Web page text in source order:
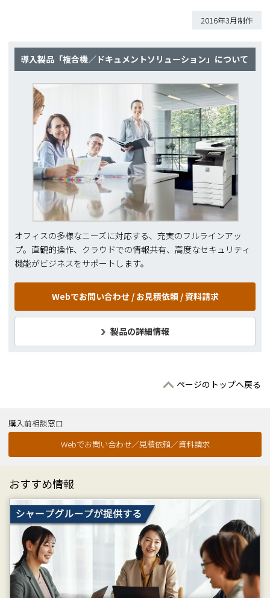
2016年3月制作
導入製品「複合機／ドキュメントソリューション」について
オフィスの多様なニーズに対応する、充実のフルラインアッ
プ。直観的操作、クラウドでの情報共有、高度なセキュリティ
機能がビジネスをサポートします。
Webでお問い合わせ / お見積依頼 / 資料請求
製品の詳細情報
ページのトップへ戻る
購入前相談窓口
Webでお問い合わせ／見積依頼／資料請求
おすすめ情報